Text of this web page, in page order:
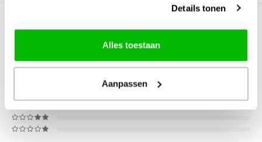
Details tonen
Alles toestaan
Aanpassen
0Reviews